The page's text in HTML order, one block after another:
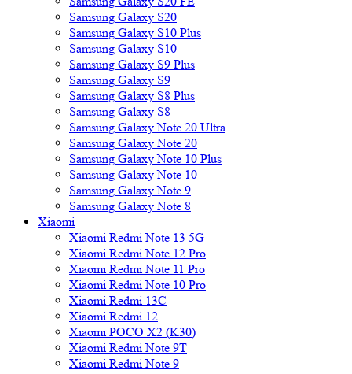
Samsung Galaxy S20
Samsung Galaxy S10 Plus
Samsung Galaxy S10
Samsung Galaxy S9 Plus
Samsung Galaxy S9
Samsung Galaxy S8 Plus
Samsung Galaxy S8
Samsung Galaxy Note 20 Ultra
Samsung Galaxy Note 20
Samsung Galaxy Note 10 Plus
Samsung Galaxy Note 10
Samsung Galaxy Note 9
Samsung Galaxy Note 8
Xiaomi
Xiaomi Redmi Note 13 5G
Xiaomi Redmi Note 12 Pro
Xiaomi Redmi Note 11 Pro
Xiaomi Redmi Note 10 Pro
Xiaomi Redmi 13C
Xiaomi Redmi 12
Xiaomi POCO X2 (K30)
Xiaomi Redmi Note 9T
Xiaomi Redmi Note 9